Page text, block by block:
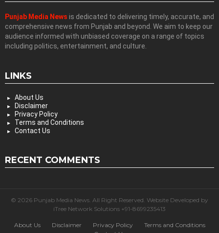
Punjab Media News is dedicated to delivering timely, accurate, and
comprehensive news from Punjab and beyond. We aim to keep our
audience informed with unbiased coverage on a range of topics
including politics, entertainment, and culture.
LINKS
About Us
Disclaimer
Privacy Policy
Terms and Conditions
Contact Us
RECENT COMMENTS
© 2026 Punjab Media News. All Right Reserved. Website Developed by
iTree Network Solutions +91-8699235413
About Us Disclaimer Privacy Policy
Terms and Conditions